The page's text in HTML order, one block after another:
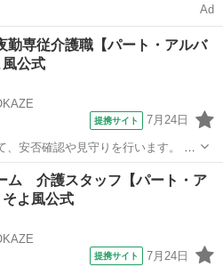
Ad
専従介護職【パート・アルバ
公式
提携サイト 7月24日
安否確認や見守りを行います。 必
等の身体介護、緊急時の対応、 記録
中の介護業務に加えて 夜間特有の業
...
ム 介護スタッフ【パート・ア
よ風公式
提携サイト 7月24日